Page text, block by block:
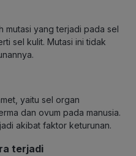
mutasi yang terjadi pada sel
sel kulit. Mutasi ini tidak
yaitu sel organ
dan ovum pada manusia.
akibat faktor keturunan.
terjadi